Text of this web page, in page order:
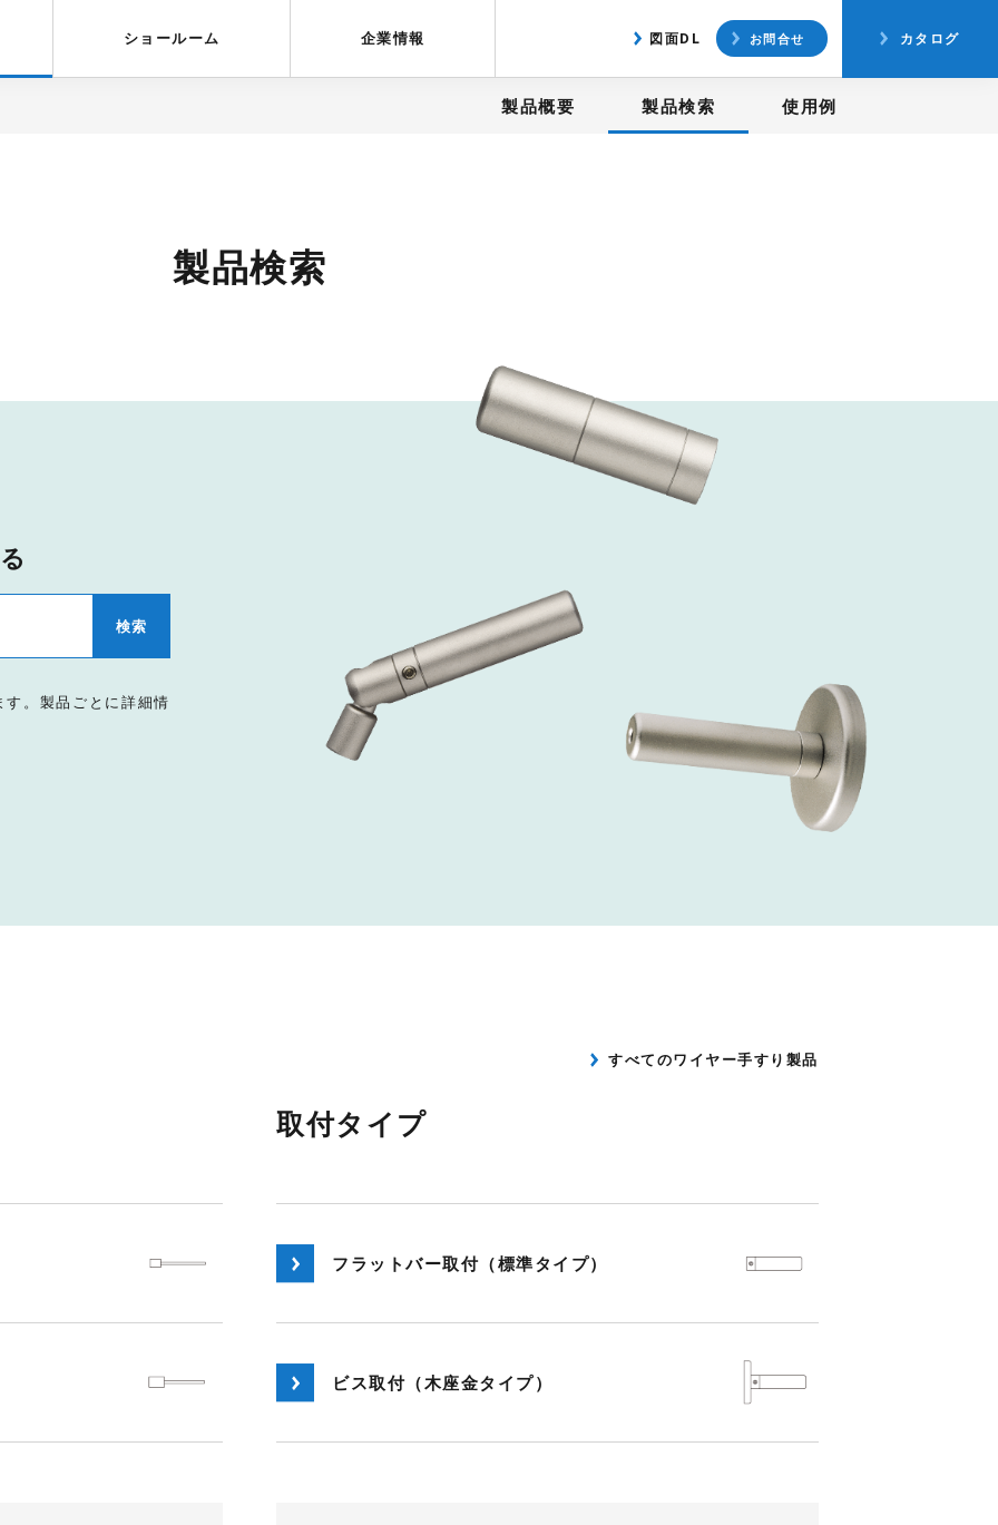
ショールーム
企業情報 図面DL お問合せ カタログ
製品概要 製品検索 使用例
製品検索
。製品ごとに詳細情
すべてのワイヤー手すり製品
取付タイプ
フラットバー取付（標準タイプ）
ビス取付（木座金タイプ）